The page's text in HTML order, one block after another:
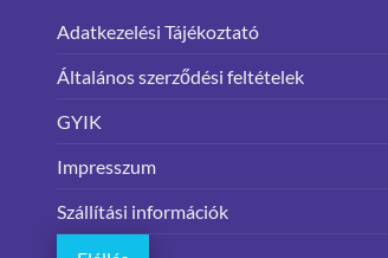
Adatkezelési Tájékoztató
Általános szerződési feltételek
GYIK
Impresszum
Szállítási információk